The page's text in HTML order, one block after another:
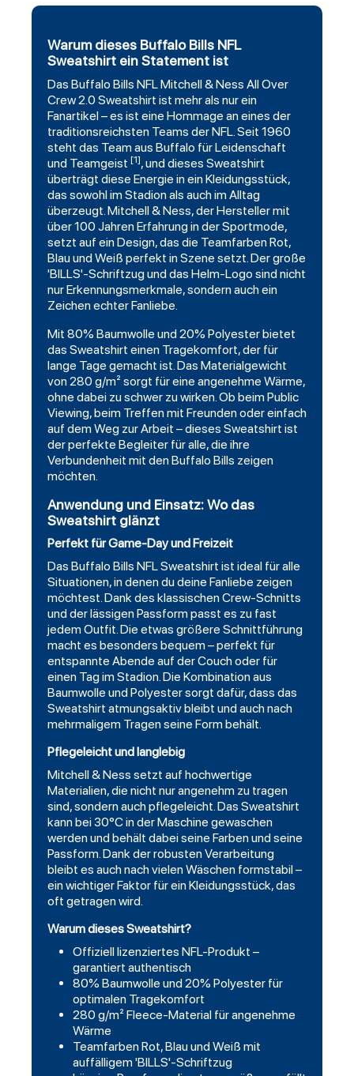
Warum dieses Buffalo Bills NFL
Sweatshirt ein Statement ist
Das Buffalo Bills NFLMitchell& Ness All Over
Crew 2.0 Sweatshirt ist mehr als nur ein
Fanartikel – es ist eine Hommage an eines der
traditionsreichsten Teams der NFL. Seit 1960
steht das Team aus Buffalo für Leidenschaft
und Teamgeist [1], und dieses Sweatshirt
überträgt diese Energie in ein Kleidungsstück,
das sowohl im Stadion als auch im Alltag
überzeugt. Mitchell & Ness, der Hersteller mit
über 100 Jahren Erfahrung in der Sportmode,
setzt auf ein Design, das die Teamfarben Rot,
Blau und Weiß perfekt in Szene setzt. Der große
'BILLS'-Schriftzug und das Helm-Logo sind nicht
nur Erkennungsmerkmale, sondern auch ein
Zeichen echter Fanliebe.
Mit 80% Baumwolle und 20% Polyester bietet
das Sweatshirt einen Tragekomfort, der für
lange Tage gemacht ist. Das Materialgewicht
von 280 g/m² sorgt für eine angenehme Wärme,
ohne dabei zu schwer zu wirken. Ob beim Public
Viewing, beim Treffen mit Freunden oder einfach
auf dem Weg zur Arbeit – dieses Sweatshirt ist
der perfekte Begleiter für alle, die ihre
Verbundenheit mit den Buffalo Bills zeigen
möchten.
Anwendung und Einsatz: Wo das
Sweatshirt glänzt
Perfekt für Game-Day und Freizeit
Das Buffalo Bills NFL Sweatshirt ist ideal für alle
Situationen, in denen du deine Fanliebe zeigen
möchtest. Dank des klassischen Crew-Schnitts
und der lässigen Passform passt es zu fast
jedem Outfit. Die etwas größere Schnittführung
macht es besonders bequem – perfekt für
entspannte Abende auf der Couch oder für
einen Tag im Stadion. Die Kombination aus
Baumwolle und Polyester sorgt dafür, dass das
Sweatshirt atmungsaktiv bleibt und auch nach
mehrmaligem Tragen seine Form behält.
Pflegeleicht und langlebig
Mitchell & Ness setzt auf hochwertige
Materialien, die nicht nur angenehm zu tragen
sind, sondern auch pflegeleicht. Das Sweatshirt
kann bei 30°C in der Maschine gewaschen
werden und behält dabei seine Farben und seine
Passform. Dank der robusten Verarbeitung
bleibt es auch nach vielen Wäschen formstabil –
ein wichtiger Faktor für ein Kleidungsstück, das
oft getragen wird.
Warum dieses Sweatshirt?
Offiziell lizenziertes NFL-Produkt –
garantiert authentisch
80% Baumwolle und 20% Polyester für
optimalen Tragekomfort
280 g/m² Fleece-Material für angenehme
Wärme
Teamfarben Rot, Blau und Weiß mit
auffälligem 'BILLS'-Schriftzug